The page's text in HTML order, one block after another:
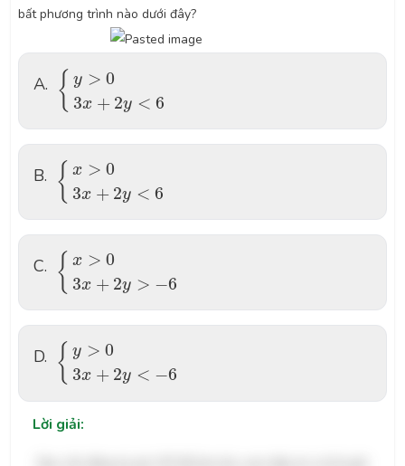
bất phương trình nào dưới đây?
A. { y > 0
3x + 2y < 6
{y 0 x
B. { x > 0
3x + 2y < 6
{x 0 x+
C. { x > 0
3x + 2y > −6
{x 0 x+
D. { y > 0
3x + 2y < −6
{y 0 x
Lời giải: